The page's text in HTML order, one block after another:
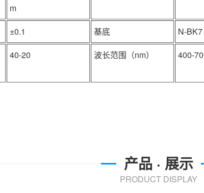
m
±0.1 基底
N-BK7
40-20 波长范围（nm） 400-
产品 · 展示
PRODUCT DISPLAY